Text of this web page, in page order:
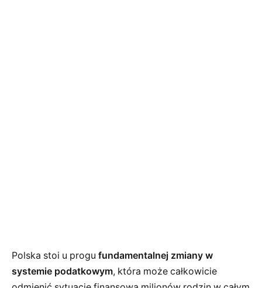
Polska stoi u progu fundamentalnej zmiany w
systemie podatkowym, która może całkowicie